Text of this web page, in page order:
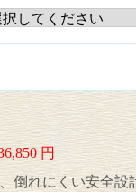
円
倒れにくい安全設